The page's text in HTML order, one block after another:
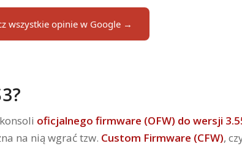
wszystkie opinie w Google →
oficjalnego firmware (OFW) do wersji
na nią wgrać tzw. Custom Firmware (CFW),